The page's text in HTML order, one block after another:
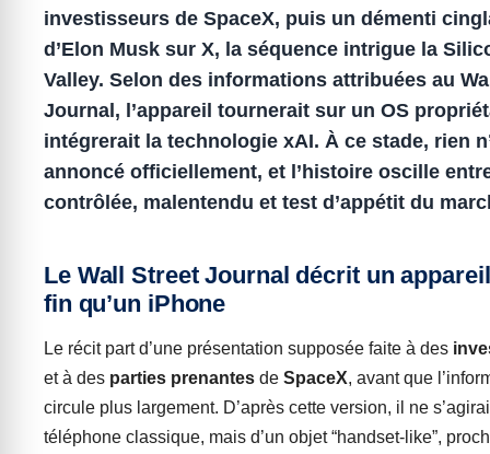
investisseurs de SpaceX, puis un démenti
d’Elon Musk sur X, la séquence intrigue la
Valley. Selon des informations attribuées au
Journal, l’appareil tournerait sur un OS
intégrerait la technologie xAI. À ce stade, rien
annoncé officiellement, et l’histoire oscille
contrôlée, malentendu et test d’appétit du
Le Wall Street Journal décrit un
fin qu’un iPhone
Le récit part d’une présentation supposée faite à des
et à des parties prenantes de SpaceX, avant que
circule plus largement. D’après cette version, il ne
téléphone classique, mais d’un objet “handset-like”,